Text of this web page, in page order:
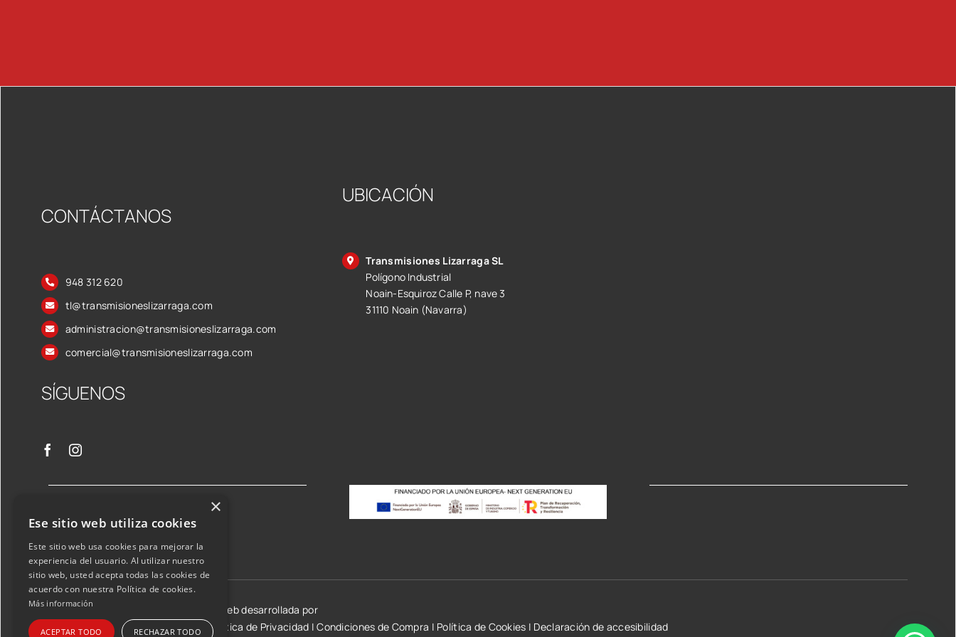
CONTÁCTANOS
948 312 620
tl@transmisioneslizarraga.com
administracion@transmisioneslizarraga.com
comercial@transmisioneslizarraga.com
SÍGUENOS
UBICACIÓN
Transmisiones Lizarraga SL
Polígono Industrial
Noain-Esquiroz Calle P, nave 3
31110 Noain (Navarra)
©2026 Transmisiones Lizarraga SL | Web desarrollada por
Aviso Legal y condiciones de uso |Política de Privacidad |Condiciones de Compra | Política de Cookies | Declaración de accesibilidad
×
Ese sitio web utiliza cookies
Este sitio web usa cookies para mejorar la
experiencia del usuario. Al utilizar nuestro
sitio web, usted acepta todas las cookies de
acuerdo con nuestra Política de cookies.
Más información
ACEPTAR TODO RECHAZAR TODO